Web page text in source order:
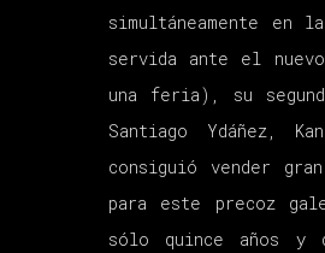
simultáneamente en
servida ante el
una feria), su
Santiago Ydáñez,
consiguió vender
para este precoz
sólo quince años y